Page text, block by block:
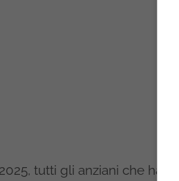
tutti gli anziani che